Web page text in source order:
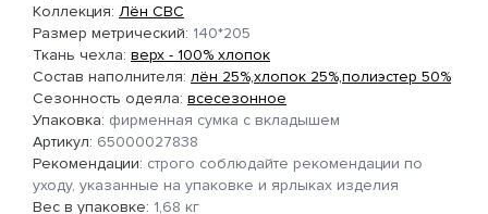
Коллекция: Лён СВС
Размер метрический: 140*205
Ткань чехла: верх - 100% хлопок
Состав наполнителя: лён 25%,хлопок 25%,полиэстер 50%
Сезонность одеяла: всесезонное
Упаковка: фирменная сумка с вкладышем
Артикул: 65000027838
Рекомендации: строго соблюдайте рекомендации по
уходу, указанные на упаковке и ярлыках изделия
Вес в упаковке: 1,68 кг